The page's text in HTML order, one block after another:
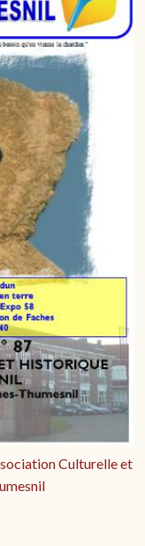
Culturelle et